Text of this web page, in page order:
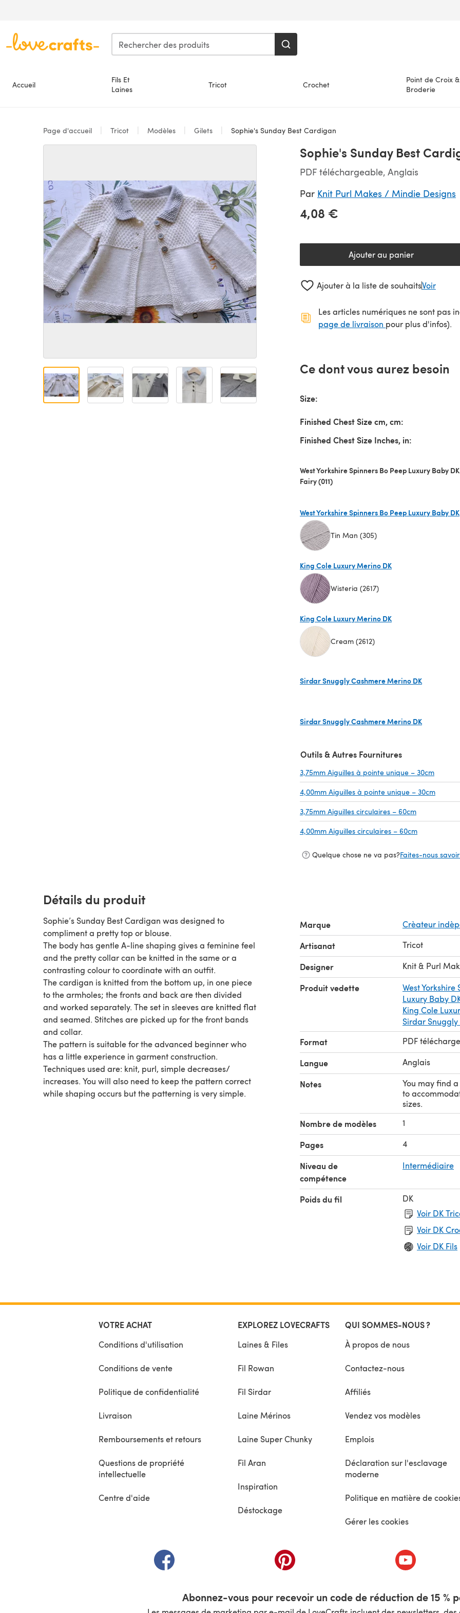
Accueil
Fils Et
Laines
Tricot Crochet
Point de Croix &
Broderie
Page d'accueil Tricot Modèles Gilets Sophie's Sunday Best Cardigan
Sophie's Sunday Best
PDF téléchargeable, Anglais
Par Knit Purl Makes / Mindie Designs
4,08 €
Ajouter au panier
Ajouter à la liste de souhaitsVoir
Les articles numériques ne sont pas
page de livraison (s'ouvre dans un
pour plus d'infos).
Ce dont vous aurez besoin
Size:
Finished Chest Size cm, cm:
Finished Chest Size Inches, in:
West Yorkshire Spinners Bo Peep Luxury Baby
Fairy (011)
West Yorkshire Spinners Bo Peep Luxury Baby DK
Tin Man (305)
King Cole Luxury Merino DK
Wisteria (2617)
King Cole Luxury Merino DK
Cream (2612)
Sirdar Snuggly Cashmere Merino DK
Sirdar Snuggly Cashmere Merino DK
Outils & Autres Fournitures
3,75mm Aiguilles à pointe unique – 30cm
4,00mm Aiguilles à pointe unique – 30cm
3,75mm Aiguilles circulaires – 60cm
4,00mm Aiguilles circulaires – 60cm
Quelque chose ne va pas?Faites-nous
Détails du produit
Sophie’s Sunday Best Cardigan was designed to
compliment a pretty top or blouse.
The body has gentle A-line shaping gives a feminine feel
and the pretty collar can be knitted in the same or a
contrasting colour to coordinate with an outfit.
The cardigan is knitted from the bottom up, in one piece
to the armholes; the fronts and back are then divided
and worked separately. The set in sleeves are knitted flat
and seamed. Stitches are picked up for the front bands
and collar.
The pattern is suitable for the advanced beginner who
has a little experience in garment construction.
Techniques used are: knit, purl, simple decreases/
increases. You will also need to keep the pattern correct
while shaping occurs but the patterning is very simple.
Marque Crèateur
Artisanat Tricot
Designer Knit & Purl
Produit vedette
West Yorkshire
Luxury Baby
King Cole
Sirdar
Format PDF
Langue Anglais
Notes
You may find
to
sizes.
Nombre de modèles 1
Pages 4
Niveau de
compétence
Intermédiaire
Poids du fil
DK
Voir DK
Voir DK
Voir DK Fils
VOTRE ACHAT
Conditions d'utilisation
Conditions de vente
Politique de confidentialité
Livraison
Remboursements et retours
Questions de propriété
intellectuelle
Centre d'aide
EXPLOREZ LOVECRAFTS
Laines & Files
Fil Rowan
Fil Sirdar
Laine Mérinos
Laine Super Chunky
Fil Aran
Inspiration
Déstockage
QUI SOMMES-NOUS ?
À propos de nous
Contactez-nous
Affiliés
Vendez vos modèles
Emplois
Déclaration sur l'esclavage
moderne
Politique en matière de
Gérer les cookies
(s'ouvre dans un nouvel onglet) (s'ouvre dans un nouvel onglet) (s'ouvre dans
Abonnez-vous pour recevoir un code de réduction de 15 %